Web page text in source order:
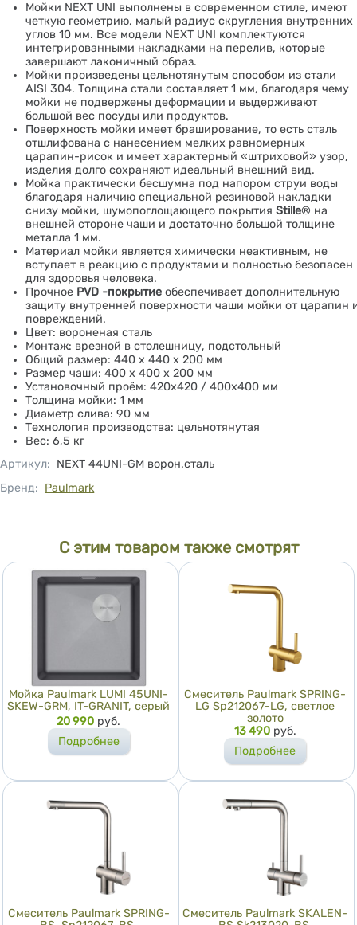
Мойки NEXT UNI выполнены в современном стиле, имеют
четкую геометрию, малый радиус скругления внутренних
углов 10 мм. Все модели NEXT UNI комплектуются
интегрированными накладками на перелив, которые
завершают лаконичный образ.
Мойки произведены цельнотянутым способом из стали
AISI 304. Толщина стали составляет 1 мм, благодаря чему
мойки не подвержены деформации и выдерживают
большой вес посуды или продуктов.
Поверхность мойки имеет браширование, то есть сталь
отшлифована с нанесением мелких равномерных
царапин-рисок и имеет характерный «штриховой» узор,
изделия долго сохраняют идеальный внешний вид.
Мойка практически бесшумна под напором струи воды
благодаря наличию специальной резиновой накладки
снизу мойки, шумопоглощающего покрытия Stille® на
внешней стороне чаши и достаточно большой толщине
металла 1 мм.
Материал мойки является химически неактивным, не
вступает в реакцию с продуктами и полностью безопасен
для здоровья человека.
Прочное PVD -покрытие обеспечивает дополнительную
защиту внутренней поверхности чаши мойки от царапин
повреждений.
Цвет: вороненая сталь
Монтаж: врезной в столешницу, подстольный
Общий размер: 440 х 440 х 200 мм
Размер чаши: 400 х 400 х 200 мм
Установочный проём: 420х420 / 400х400 мм
Толщина мойки: 1 мм
Диаметр слива: 90 мм
Технология производства: цельнотянутая
Вес: 6,5 кг
Артикул: NEXT 44UNI-GM ворон.сталь
Бренд: Paulmark
С этим товаром также смотрят
Мойка Paulmark LUMI 45UNI-
SKEW-GRM, IT-GRANIT, серый
Цена
20 990 руб.
Подробнее
Смеситель Paulmark SPRING-
LG Sp212067-LG, светлое
золото
Цена
13 490 руб.
Подробнее
Смеситель Paulmark SPRING-
Смеситель Paulmark SKALEN-